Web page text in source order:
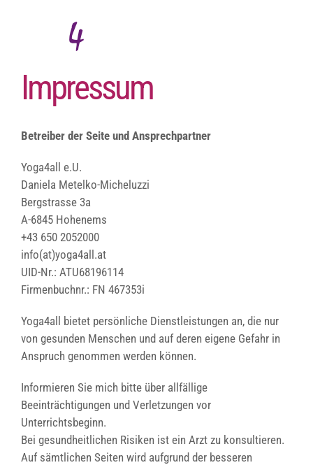
Impressum
Betreiber der Seite und Ansprechpartner
Yoga4all e.U.
Daniela Metelko-Micheluzzi
Bergstrasse 3a
A-6845 Hohenems
+43 650 2052000
info(at)yoga4all.at
UID-Nr.: ATU68196114
Firmenbuchnr.: FN 467353i
Yoga4all bietet persönliche Dienstleistungen an, die nur
von gesunden Menschen und auf deren eigene Gefahr in
Anspruch genommen werden können.
Informieren Sie mich bitte über allfällige
Beeinträchtigungen und Verletzungen vor
Unterrichtsbeginn.
Bei gesundheitlichen Risiken ist ein Arzt zu konsultieren.
Auf sämtlichen Seiten wird aufgrund der besseren